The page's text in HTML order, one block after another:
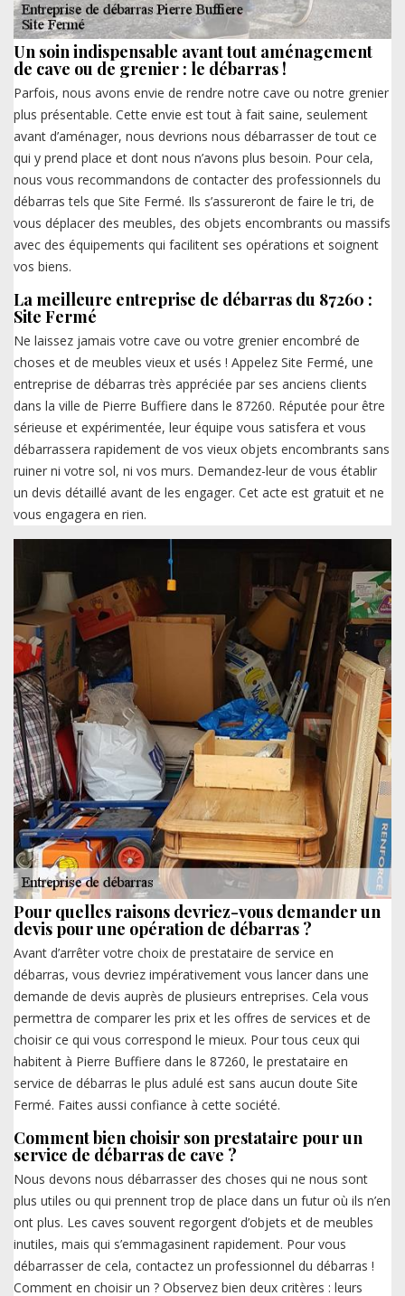
Un soin indispensable avant tout aménagement
de cave ou de grenier : le débarras !
Parfois, nous avons envie de rendre notre cave ou notre grenier
plus présentable. Cette envie est tout à fait saine, seulement
avant d’aménager, nous devrions nous débarrasser de tout ce
qui y prend place et dont nous n’avons plus besoin. Pour cela,
nous vous recommandons de contacter des professionnels du
débarras tels que Site Fermé. Ils s’assureront de faire le tri, de
vous déplacer des meubles, des objets encombrants ou massifs
avec des équipements qui facilitent ses opérations et soignent
vos biens.
La meilleure entreprise de débarras du 87260 :
Site Fermé
Ne laissez jamais votre cave ou votre grenier encombré de
choses et de meubles vieux et usés ! Appelez Site Fermé, une
entreprise de débarras très appréciée par ses anciens clients
dans la ville de Pierre Buffiere dans le 87260. Réputée pour être
sérieuse et expérimentée, leur équipe vous satisfera et vous
débarrassera rapidement de vos vieux objets encombrants sans
ruiner ni votre sol, ni vos murs. Demandez-leur de vous établir
un devis détaillé avant de les engager. Cet acte est gratuit et ne
vous engagera en rien.
Pour quelles raisons devriez-vous demander un
devis pour une opération de débarras ?
Avant d’arrêter votre choix de prestataire de service en
débarras, vous devriez impérativement vous lancer dans une
demande de devis auprès de plusieurs entreprises. Cela vous
permettra de comparer les prix et les offres de services et de
choisir ce qui vous correspond le mieux. Pour tous ceux qui
habitent à Pierre Buffiere dans le 87260, le prestataire en
service de débarras le plus adulé est sans aucun doute Site
Fermé. Faites aussi confiance à cette société.
Comment bien choisir son prestataire pour un
service de débarras de cave ?
Nous devons nous débarrasser des choses qui ne nous sont
plus utiles ou qui prennent trop de place dans un futur où ils n’en
ont plus. Les caves souvent regorgent d’objets et de meubles
inutiles, mais qui s’emmagasinent rapidement. Pour vous
débarrasser de cela, contactez un professionnel du débarras !
Comment en choisir un ? Observez bien deux critères : leurs